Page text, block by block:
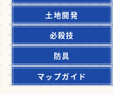
土地開発
必殺技
防具
マップガイド